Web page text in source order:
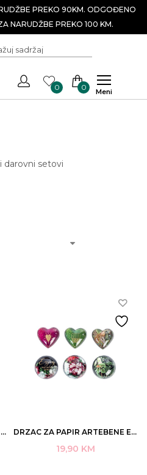
PREKO 90KM. ODGOĐENO
NARUDŽBE PREKO 100 KM.
0 0 Meni
darovni setovi
DR?A? ZA OLOVKE ARTEBENE EXOTICGARDEN ART.252185 DRZAC ZA PAPIR ARTEBENE EXOTICGARDEN 8X8X3,6CM/7,5×7,5X2CM ART.152094
19,90 KM